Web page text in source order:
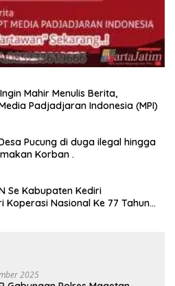
Mahir Menulis Berita,
Padjadjaran Indonesia (MPI)
Pucung di duga ilegal hingga
Korban .
Se Kabupaten Kediri
2025